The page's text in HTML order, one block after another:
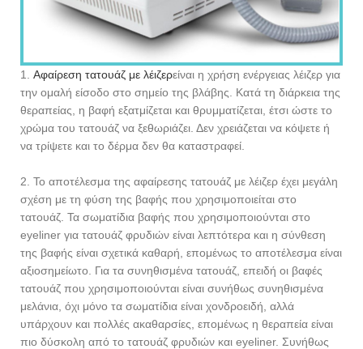
1. Αφαίρεση τατουάζ με λέιζερείναι η χρήση ενέργειας λέιζερ για
την ομαλή είσοδο στο σημείο της βλάβης. Κατά τη διάρκεια της
θεραπείας, η βαφή εξατμίζεται και θρυμματίζεται, έτσι ώστε το
χρώμα του τατουάζ να ξεθωριάζει. Δεν χρειάζεται να κόψετε ή
να τρίψετε και το δέρμα δεν θα καταστραφεί.
2. Το αποτέλεσμα της αφαίρεσης τατουάζ με λέιζερ έχει μεγάλη
σχέση με τη φύση της βαφής που χρησιμοποιείται στο
τατουάζ. Τα σωματίδια βαφής που χρησιμοποιούνται στο
eyeliner για τατουάζ φρυδιών είναι λεπτότερα και η σύνθεση
της βαφής είναι σχετικά καθαρή, επομένως το αποτέλεσμα είναι
αξιοσημείωτο. Για τα συνηθισμένα τατουάζ, επειδή οι βαφές
τατουάζ που χρησιμοποιούνται είναι συνήθως συνηθισμένα
μελάνια, όχι μόνο τα σωματίδια είναι χονδροειδή, αλλά
υπάρχουν και πολλές ακαθαρσίες, επομένως η θεραπεία είναι
πιο δύσκολη από το τατουάζ φρυδιών και eyeliner. Συνήθως